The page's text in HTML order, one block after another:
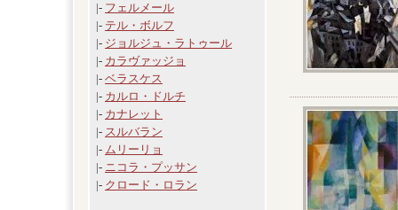
|- フェルメール
|- テル・ボルフ
|- ジョルジュ・ラトゥール
|- カラヴァッジョ
|- ベラスケス
|- カルロ・ドルチ
|- カナレット
|- スルバラン
|- ムリーリョ
|- ニコラ・プッサン
|- クロード・ロラン